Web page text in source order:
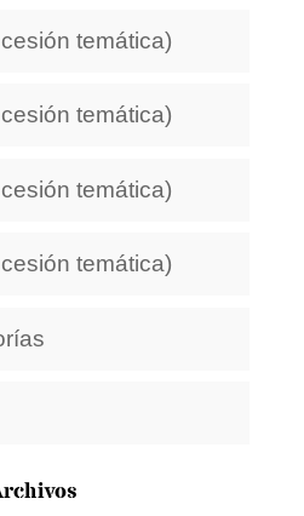
temática)
temática)
temática)
temática)